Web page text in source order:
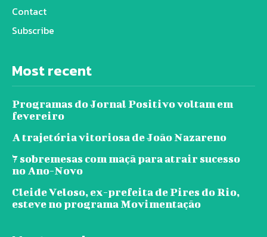
Contact
Subscribe
Most recent
Programas do Jornal Positivo voltam em
fevereiro
A trajetória vitoriosa de João Nazareno
7 sobremesas com maçã para atrair sucesso
no Ano-Novo
Cleide Veloso, ex-prefeita de Pires do Rio,
esteve no programa Movimentação